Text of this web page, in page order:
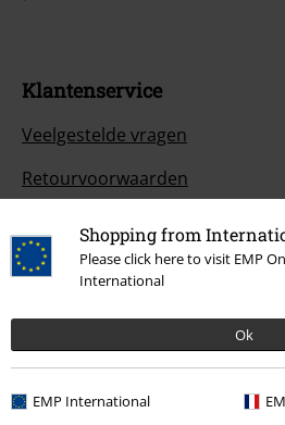
Shopping from
Please click here to visit EMP
International
Ok
EMP International
Klantenservice
Veelgestelde vragen
Retourvoorwaarden
Retourneer item
Algemene maat info
Betaalmethodes